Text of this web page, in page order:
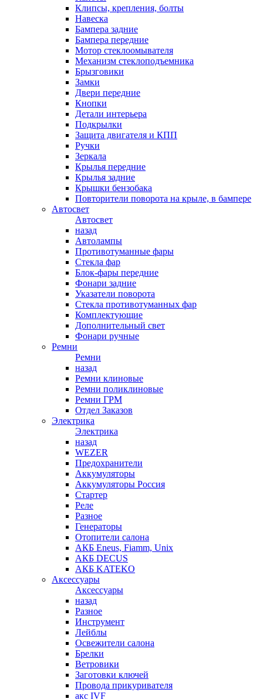
Клипсы, крепления, болты
Навеска
Бампера задние
Бампера передние
Мотор стеклоомывателя
Механизм стеклоподъемника
Брызговики
Замки
Двери передние
Кнопки
Детали интерьера
Подкрылки
Защита двигателя и КПП
Ручки
Зеркала
Крылья передние
Крылья задние
Крышки бензобака
Повторители поворота на крыле, в бампере
Автосвет
Автосвет
назад
Автолампы
Противотуманные фары
Стекла фар
Блок-фары передние
Фонари задние
Указатели поворота
Стекла противотуманных фар
Комплектующие
Дополнительный свет
Фонари ручные
Ремни
Ремни
назад
Ремни клиновые
Ремни поликлиновые
Ремни ГРМ
Отдел Заказов
Электрика
Электрика
назад
WEZER
Предохранители
Аккумуляторы
Аккумуляторы Россия
Стартер
Реле
Разное
Генераторы
Отопители салона
АКБ Eneus, Fiamm, Unix
АКБ DECUS
АКБ KATEKO
Аксессуары
Аксессуары
назад
Разное
Инструмент
Лейблы
Освежители салона
Брелки
Ветровики
Заготовки ключей
Провода прикуривателя
акс IVF